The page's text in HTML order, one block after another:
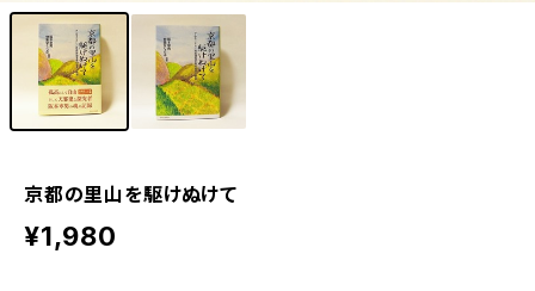
京都の里山を駆けぬけて
¥1,980